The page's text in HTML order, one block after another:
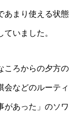
あまり使える状態
いました。
ころからの夕方の
会などのルーティ
があった」のソワ